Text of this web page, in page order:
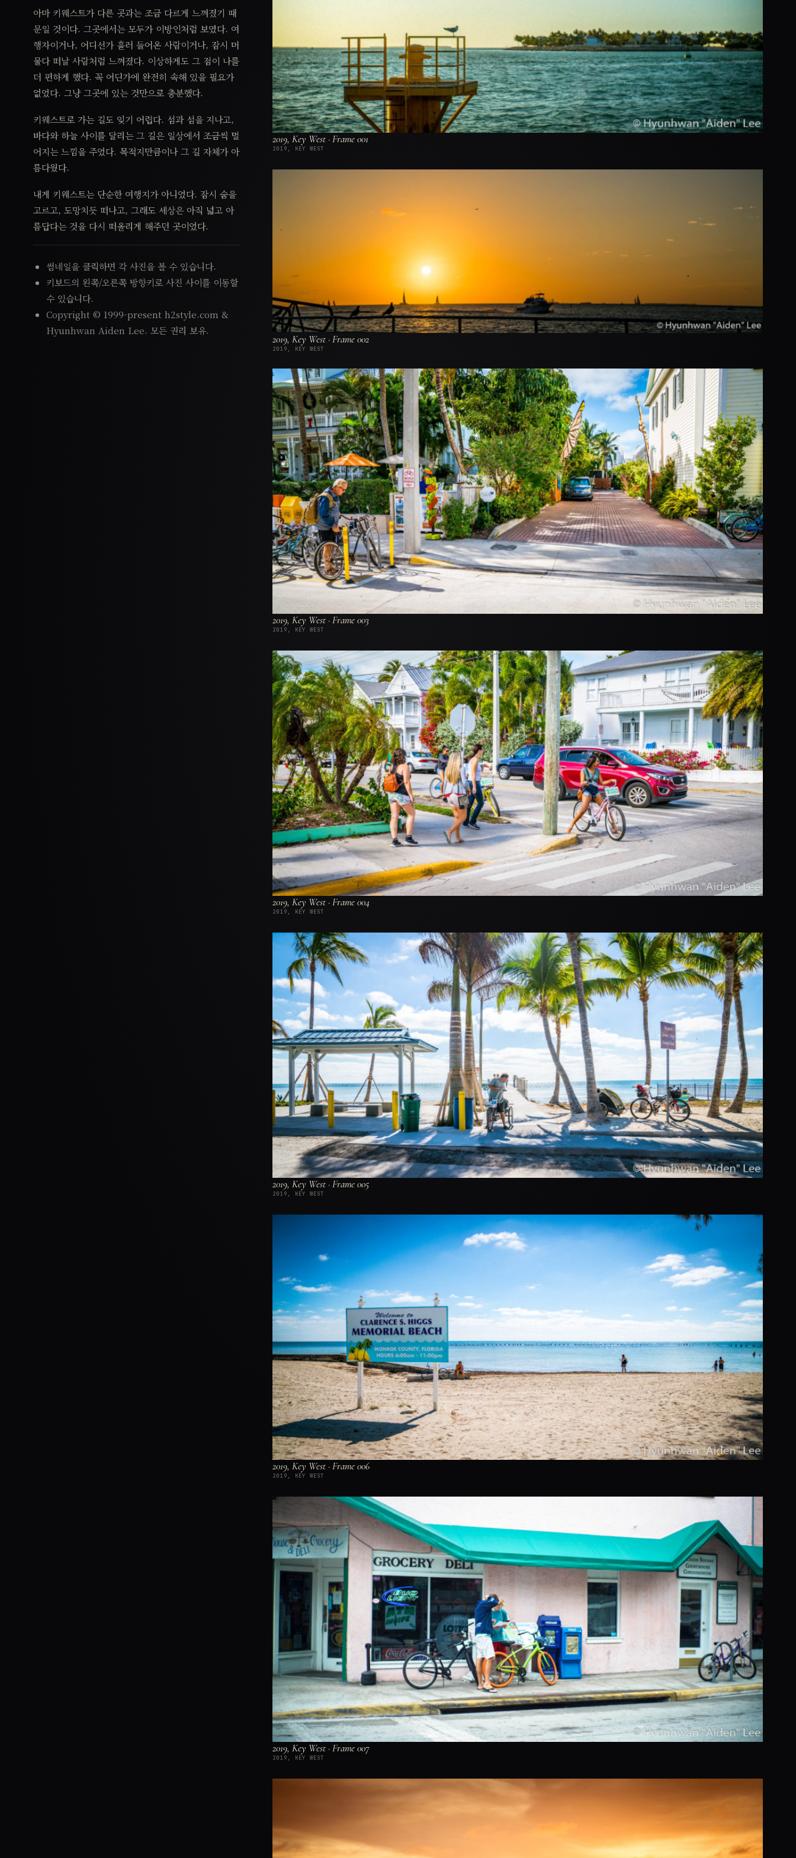
아마 키웨스트가 다른 곳과는 조금 다르게 느껴졌기 때
문일 것이다. 그곳에서는 모두가 이방인처럼 보였다. 여
행자이거나, 어디선가 흘러 들어온 사람이거나, 잠시 머
물다 떠날 사람처럼 느껴졌다. 이상하게도 그 점이 나를
더 편하게 했다. 꼭 어딘가에 완전히 속해 있을 필요가
없었다. 그냥 그곳에 있는 것만으로 충분했다.
키웨스트로 가는 길도 잊기 어렵다. 섬과 섬을 지나고,
바다와 하늘 사이를 달리는 그 길은 일상에서 조금씩 멀
어지는 느낌을 주었다. 목적지만큼이나 그 길 자체가 아
름다웠다.
내게 키웨스트는 단순한 여행지가 아니었다. 잠시 숨을
고르고, 도망치듯 떠나고, 그래도 세상은 아직 넓고 아
름답다는 것을 다시 떠올리게 해주던 곳이었다.
썸네일을 클릭하면 각 사진을 볼 수 있습니다.
키보드의 왼쪽/오른쪽 방향키로 사진 사이를 이동할
수 있습니다.
Copyright © 1999-present h2style.com &
Hyunhwan Aiden Lee. 모든 권리 보유.
2019, Key West · Frame 001
2019, KEY WEST
2019, Key West · Frame 002
2019, KEY WEST
2019, Key West · Frame 003
2019, KEY WEST
2019, Key West · Frame 004
2019, KEY WEST
2019, Key West · Frame 005
2019, KEY WEST
2019, Key West · Frame 006
2019, KEY WEST
2019, Key West · Frame 007
2019, KEY WEST